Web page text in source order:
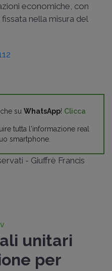
economiche, con
nella misura del
su WhatsApp! Clicca
tutta l'informazione real
smartphone.
- Giuffrè Francis
unitari
per